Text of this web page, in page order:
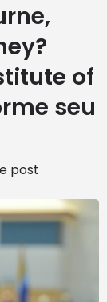
of
seu
post